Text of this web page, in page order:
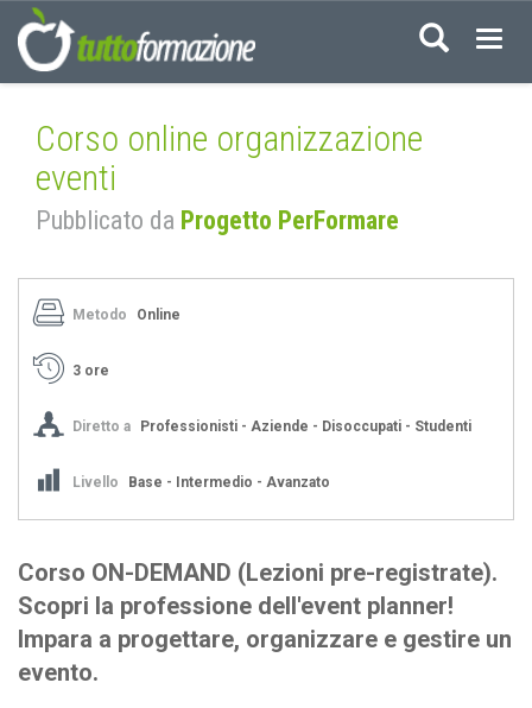
Corso online organizzazione
eventi
Pubblicato da Progetto PerFormare
Metodo Online
3 ore
Diretto a Professionisti - Aziende - Disoccupati - Studenti
Livello Base - Intermedio - Avanzato
Corso ON-DEMAND (Lezioni pre-registrate).
Scopri la professione dell'event planner!
Impara a progettare, organizzare e gestire un
evento.